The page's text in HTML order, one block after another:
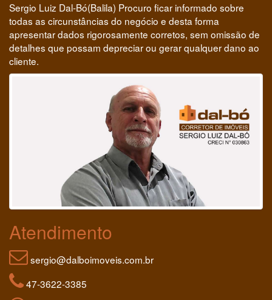
Sergio Luiz Dal-Bó(Balila) Procuro ficar informado sobre
todas as circunstâncias do negócio e desta forma
apresentar dados rigorosamente corretos, sem omissão de
detalhes que possam depreciar ou gerar qualquer dano ao
cliente.
Atendimento
sergio@dalboimoveis.com.br
47-3622-3385